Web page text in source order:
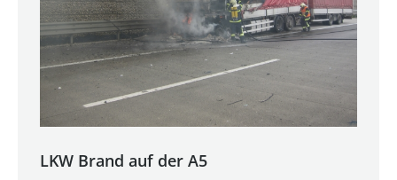
LKW Brand auf der A5